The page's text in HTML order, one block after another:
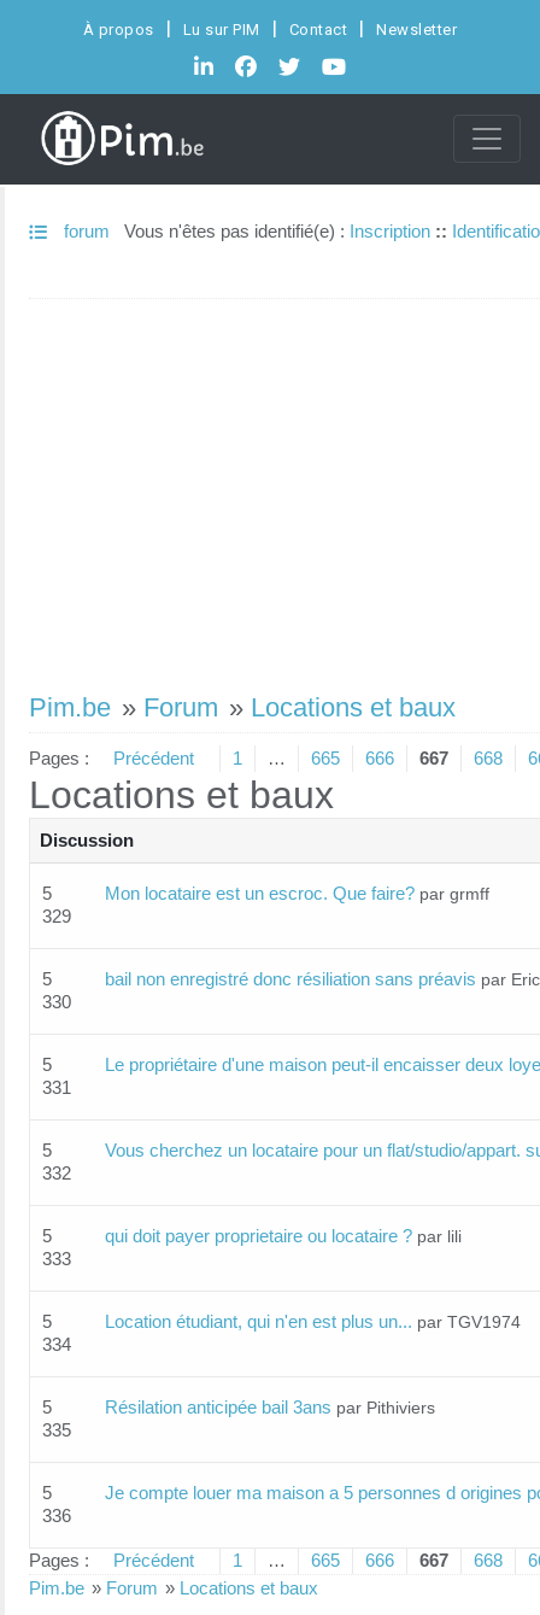
À propos Lu sur PIM Contact Newsletter
forum Vous n'êtes pas identifié(e) : Inscription ::
Pim.be » Forum » Locations et baux
Pages : Précédent 1 … 665 666 667 668
Locations et baux
Discussion
5
329
Mon locataire est un escroc. Que faire? par grmff
5
330
bail non enregistré donc résiliation sans préavis par
5
331
Le propriétaire d'une maison peut-il encaisser deux
5
332
Vous cherchez un locataire pour un flat/studio/appart.
5
333
qui doit payer proprietaire ou locataire ? par lili
5
334
Location étudiant, qui n'en est plus un... par TGV1974
5
335
Résilation anticipée bail 3ans par Pithiviers
5
336
Je compte louer ma maison a 5 personnes d origines
Pages : Précédent 1 … 665 666 667 668
Pim.be » Forum » Locations et baux